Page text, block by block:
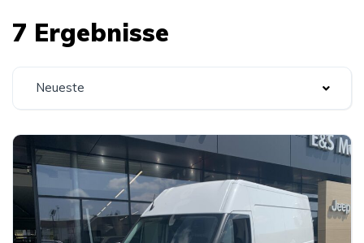
7 Ergebnisse
Neueste